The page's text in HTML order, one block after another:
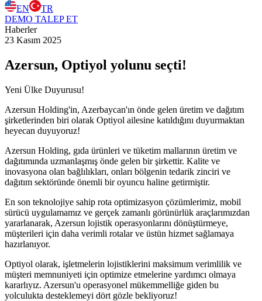
EN
TR
DEMO TALEP ET
Haberler
23 Kasım 2025
Azersun, Optiyol yolunu seçti!
Yeni Ülke Duyurusu!
Azersun Holding'in, Azerbaycan'ın önde gelen üretim ve dağıtım
şirketlerinden biri olarak Optiyol ailesine katıldığını duyurmaktan
heyecan duyuyoruz!
Azersun Holding, gıda ürünleri ve tüketim mallarının üretim ve
dağıtımında uzmanlaşmış önde gelen bir şirkettir. Kalite ve
inovasyona olan bağlılıkları, onları bölgenin tedarik zinciri ve
dağıtım sektöründe önemli bir oyuncu haline getirmiştir.
En son teknolojiye sahip rota optimizasyon çözümlerimiz, mobil
sürücü uygulamamız ve gerçek zamanlı görünürlük araçlarımızdan
yararlanarak, Azersun lojistik operasyonlarını dönüştürmeye,
müşterileri için daha verimli rotalar ve üstün hizmet sağlamaya
hazırlanıyor.
Optiyol olarak, işletmelerin lojistiklerini maksimum verimlilik ve
müşteri memnuniyeti için optimize etmelerine yardımcı olmaya
kararlıyız. Azersun'u operasyonel mükemmelliğe giden bu
yolculukta desteklemeyi dört gözle bekliyoruz!